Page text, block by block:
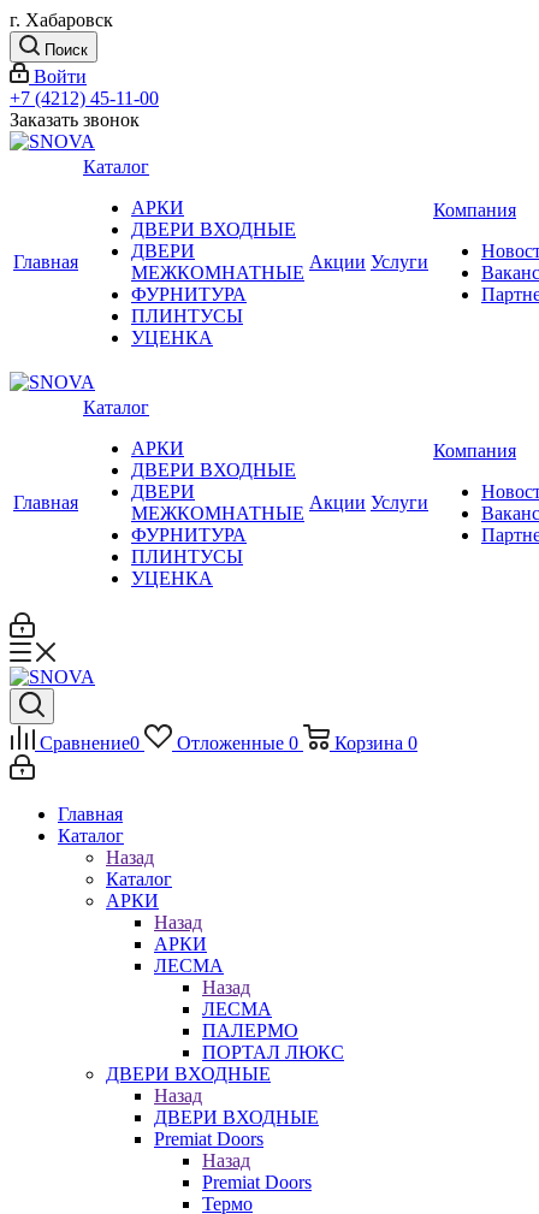
г. Хабаровск
Поиск
Войти
+7 (4212) 45-11-00
Заказать звонок
Главная
Каталог
АРКИ
ДВЕРИ ВХОДНЫЕ
ДВЕРИ
МЕЖКОМНАТНЫЕ
ФУРНИТУРА
ПЛИНТУСЫ
УЦЕНКА
Акции Услуги
Компания
Главная
Каталог
АРКИ
ДВЕРИ ВХОДНЫЕ
ДВЕРИ
МЕЖКОМНАТНЫЕ
ФУРНИТУРА
ПЛИНТУСЫ
УЦЕНКА
Акции Услуги
Компания
Сравнение0 Отложенные 0 Корзина 0
Главная
Каталог
Назад
Каталог
АРКИ
Назад
АРКИ
ЛЕСМА
Назад
ЛЕСМА
ПАЛЕРМО
ПОРТАЛ ЛЮКС
ДВЕРИ ВХОДНЫЕ
Назад
ДВЕРИ ВХОДНЫЕ
Premiat Doors
Назад
Premiat Doors
Термо